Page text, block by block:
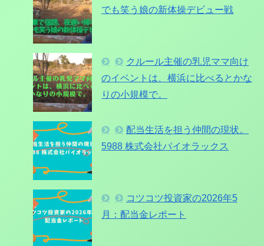
でも笑う娘の新体操デビュー戦
クルール主催の乳児ママ向け
のイベントは、横浜に比べるとかな
りの小規模で。
配当生活を担う仲間の現状。
5988 株式会社パイオラックス
コツコツ投資家の2026年5
月：配当金レポート